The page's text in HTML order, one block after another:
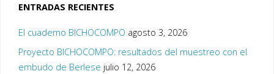
ENTRADAS RECIENTES
El cuaderno BICHOCOMPO agosto 3, 2026
Proyecto BICHOCOMPO: resultados del muestreo con el
embudo de Berlese julio 12, 2026